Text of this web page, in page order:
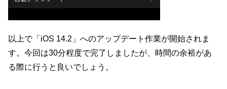
以上で「iOS 14.2」へのアップデート作業が開始されま
す。今回は30分程度で完了しましたが、時間の余裕があ
る際に行うと良いでしょう。